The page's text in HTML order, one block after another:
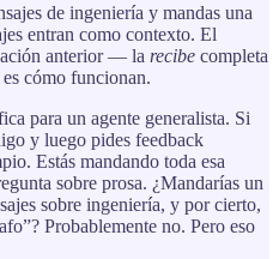
de ingeniería y mandas una
entran como contexto. El
anterior — la recibe completa
cómo funcionan.
para un agente generalista. Si
y luego pides feedback
Estás mandando toda esa
sobre prosa. ¿Mandarías un
sobre ingeniería, y por cierto,
Probablemente no. Pero eso